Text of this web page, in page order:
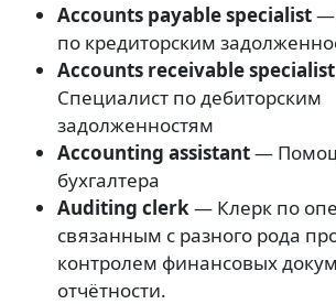
Accounts payable specialist—
по кредиторским
Accounts receivable specialist
Специалист по дебиторским
задолженностям
Accounting assistant—
бухгалтера
Auditing clerk— Клерк по
связанным с разного рода
контролем финансовых
отчётности.